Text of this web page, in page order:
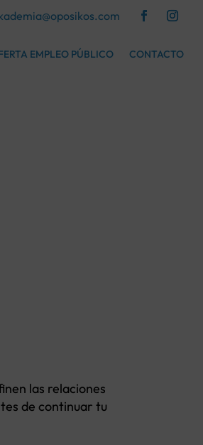
EMPLEO PÚBLICO CONTACTO
las relaciones
de continuar tu